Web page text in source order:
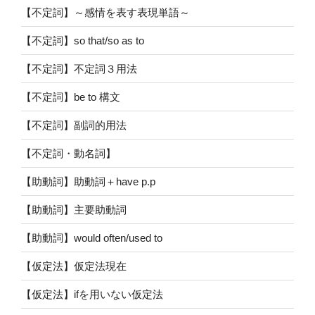
【不定詞】～感情を表す表現単語～
【不定詞】so that/so as to
【不定詞】不定詞３用法
【不定詞】be to 構文
【不定詞】副詞的用法
【不定詞・動名詞】
【助動詞】助動詞＋have p.p
【助動詞】主要助動詞
【助動詞】would often/used to
【仮定法】仮定法現在
【仮定法】ifを用いない仮定法